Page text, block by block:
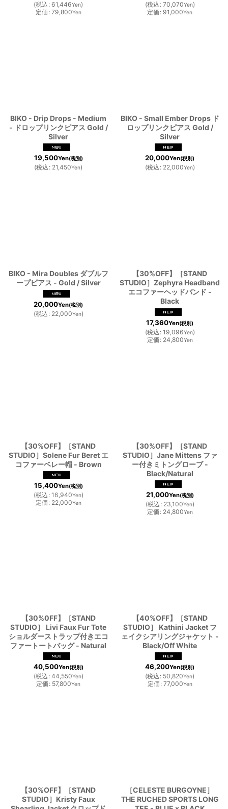
(税込 : 61,446Yen)
定価 : 79,800Yen
(税込 : 70,070Yen)
定価 : 91,000Yen
BIKO - Drip Drops - Medium
- ドロップリンクピアス Gold /
Silver
19,500Yen(税別)
(税込 : 21,450Yen)
BIKO - Small Ember Drops ド
ロップリンクピアス Gold /
Silver
20,000Yen(税別)
(税込 : 22,000Yen)
BIKO - Mira Doubles ダブルフ
ープピアス - Gold / Silver
20,000Yen(税別)
(税込 : 22,000Yen)
【30%OFF】［STAND
STUDIO］Zephyra Headband
エコファーヘッドバンド -
Black
17,360Yen(税別)
(税込 : 19,096Yen)
定価 : 24,800Yen
【30%OFF】［STAND
STUDIO］Solene Fur Beret エ
コファーベレー帽 - Brown
15,400Yen(税別)
(税込 : 16,940Yen)
定価 : 22,000Yen
【30%OFF】［STAND
STUDIO］Jane Mittens ファ
ー付きミトングローブ -
Black/Natural
21,000Yen(税別)
(税込 : 23,100Yen)
定価 : 24,800Yen
【30%0FF】［STAND
STUDIO］ Livi Faux Fur Tote
ショルダーストラップ付きエコ
ファートートバッグ - Natural
40,500Yen(税別)
(税込 : 44,550Yen)
定価 : 57,800Yen
【40%OFF】［STAND
STUDIO］ Kathini Jacket フ
ェイクシアリングジャケット -
Black/Off White
46,200Yen(税別)
(税込 : 50,820Yen)
定価 : 77,000Yen
【30%OFF】［STAND
STUDIO］Kristy Faux
［CELESTE BURGOYNE］
THE RUCHED SPORTS LONG